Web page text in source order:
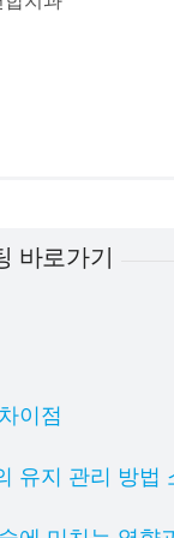
바로가기
이점
유지 관리 방법